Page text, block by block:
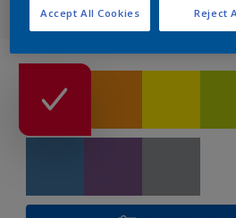
Herbol Farbe & Design
RAL Classic
NCS Index
Reject
Accept All Cookies